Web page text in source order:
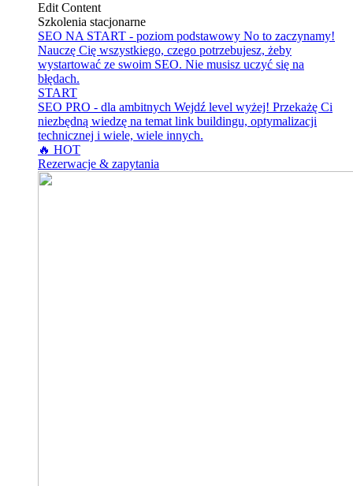
Edit Content
Szkolenia stacjonarne
SEO NA START - poziom podstawowy No to zaczynamy!
Nauczę Cię wszystkiego, czego potrzebujesz, żeby
wystartować ze swoim SEO. Nie musisz uczyć się na
błędach.
START
SEO PRO - dla ambitnych Wejdź level wyżej! Przekażę Ci
niezbędną wiedzę na temat link buildingu, optymalizacji
technicznej i wiele, wiele innych.
🔥 HOT
Rezerwacje & zapytania